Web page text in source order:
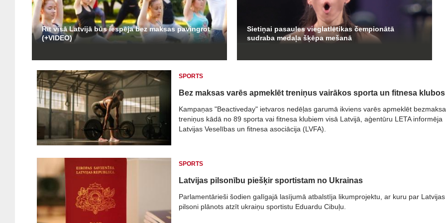
Rīt visā Latvijā būs iespēja bez maksas pavingrot
(+VIDEO)
Sietiņai pasaules vieglatlētikas čempionātā
sudraba medaļa šķēpa mešanā
SPORTS
Bez maksas varēs apmeklēt treniņus vairākos sporta un fitnesa klubos
Kampaņas "Beactiveday" ietvaros nedēļas garumā ikviens varēs apmeklēt
treniņus kādā no 89 sporta vai fitnesa klubiem visā Latvijā, aģentūru LETA informēja
Latvijas Veselības un fitnesa asociācija (LVFA).
SPORTS
Latvijas pilsonību piešķir sportistam no Ukrainas
Parlamentārieši šodien galīgajā lasījumā atbalstīja likumprojektu, ar kuru par Latvijas
pilsoni plānots atzīt ukraiņu sportistu Eduardu Cibuļu.